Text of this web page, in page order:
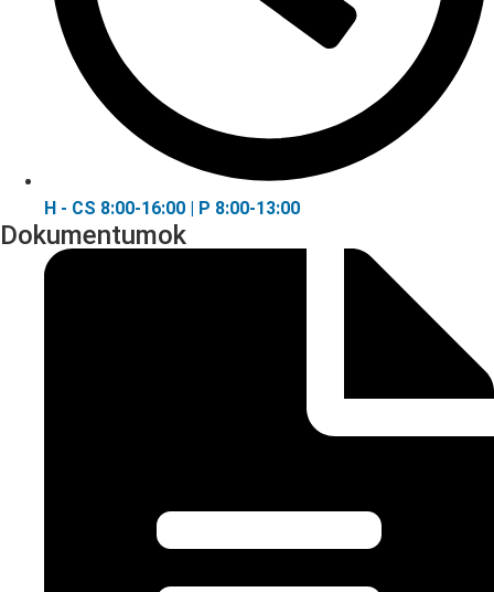
H - CS 8:00-16:00 | P 8:00-13:00
Dokumentumok